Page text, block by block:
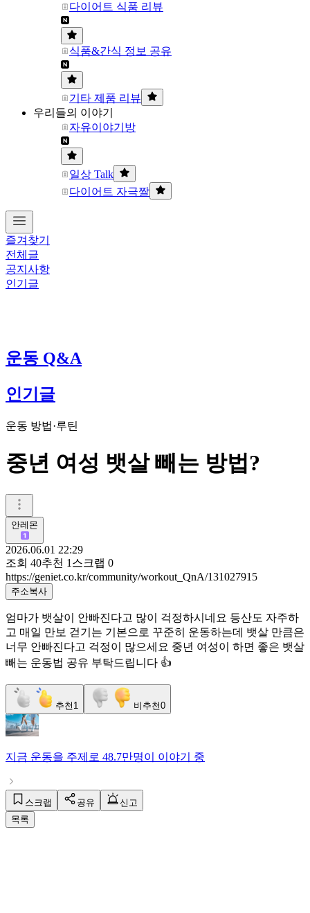
다이어트 식품 리뷰
식품&간식 정보 공유
기타 제품 리뷰
우리들의 이야기
자유이야기방
일상 Talk
다이어트 자극짤
즐겨찾기
전체글
공지사항
인기글
운동 Q&A
인기글
운동 방법·루틴
중년 여성 뱃살 빼는 방법?
안레몬
2026.06.01 22:29
조회 40추천 1 스크랩 0
https://geniet.co.kr/community/workout_QnA/131027915
주소복사
엄마가 뱃살이 안빠진다고 많이 걱정하시네요 등산도 자주하
고 매일 만보 걷기는 기본으로 꾸준히 운동하는데 뱃살 만큼은
너무 안빠진다고 걱정이 많으세요 중년 여성이 하면 좋은 뱃살
빼는 운동법 공유 부탁드립니다 👍
추천 1 비추천0
지금 운동을 주제로 48.7만명이 이야기 중
스크랩 공유
신고
목록